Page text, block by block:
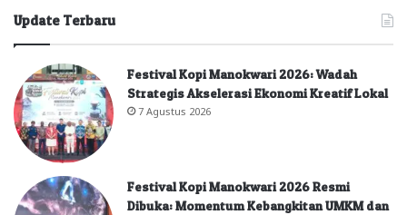
Update Terbaru
Festival Kopi Manokwari 2026: Wadah
Strategis Akselerasi Ekonomi Kreatif Lokal
7 Agustus 2026
Festival Kopi Manokwari 2026 Resmi
Dibuka: Momentum Kebangkitan UMKM dan